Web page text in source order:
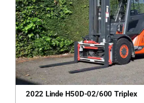
2022 Linde H50D-02/600 Triplex